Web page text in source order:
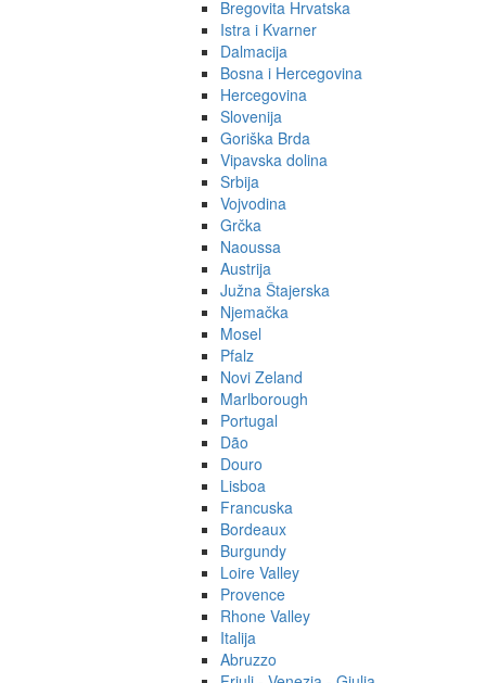
Bregovita Hrvatska
Istra i Kvarner
Dalmacija
Bosna i Hercegovina
Hercegovina
Slovenija
Goriška Brda
Vipavska dolina
Srbija
Vojvodina
Grčka
Naoussa
Austrija
Južna Štajerska
Njemačka
Mosel
Pfalz
Novi Zeland
Marlborough
Portugal
Dão
Douro
Lisboa
Francuska
Bordeaux
Burgundy
Loire Valley
Provence
Rhone Valley
Italija
Abruzzo